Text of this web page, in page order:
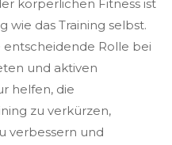
körperlichen Fitness ist
wie das Training selbst.
Rolle bei
und aktiven
helfen, die
zu verkürzen,
verbessern und